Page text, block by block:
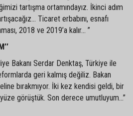
tartışma ortamındayız. İkinci adım
Ticaret erbabını, esnafı
2018 ve 2019’a kalır... ”
Bakanı Serdar Denktaş, Türkiye ile
geri kalmış değiliz. Bakan
bırakmıyor. İki kez kendisi geldi, bir
görüştük. Son derece umutluyum...”